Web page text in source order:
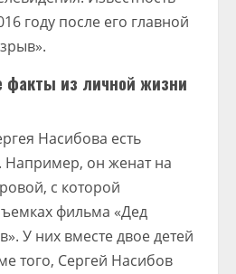
году после его главной
факты из личной жизни
Насибова есть
Например, он женат на
с которой
фильма «Дед
У них вместе двое детей
того, Сергей Насибов